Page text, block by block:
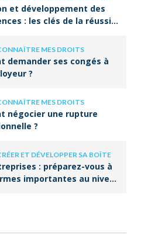
et développement des
: les clés de la réussite
MES DROITS
demander ses congés à
?
MES DROITS
négocier une rupture
?
ET DÉVELOPPER SA BOÎTE
: préparez-vous à
importantes au niveau